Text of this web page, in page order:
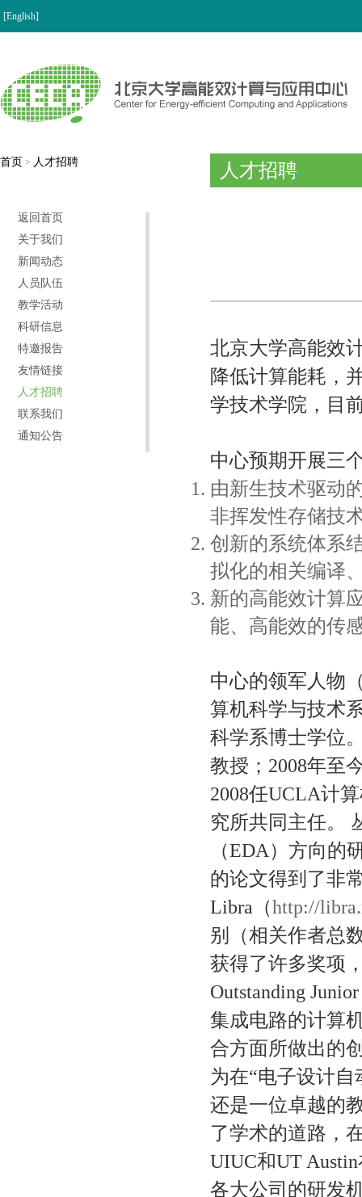
[English]
首页 > 人才招聘
返回首页
关于我们
新闻动态
人员队伍
教学活动
科研信息
特邀报告
友情链接
人才招聘
联系我们
通知公告
人才招聘
北京大学高能效
降低计算能耗，
学技术学院，目
中心预期开展三
由新生技术驱动
非挥发性存储技
创新的系统体系
拟化的相关编译
新的高能效计算
能、高能效的传
中心的领军人物
算机科学与技术
科学系博士学位
教授；2008年至
2008任UCLA计
究所共同主任。
（EDA）方向的
的论文得到了非
Libra（http://
别（相关作者总
获得了许多奖项
Outstanding
集成电路的计算
合方面所做出的
为在“电子设计
还是一位卓越的
了学术的道路，
UIUC和UT
各大公司的研发